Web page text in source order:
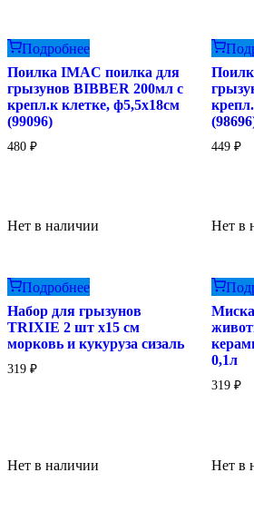
Подробнее
Поилка IMAC поилка для
грызунов BIBBER 200мл с
крепл.к клетке, ф5,5х18см
(99096)
480 ₽ 449 ₽
Нет в наличии
Подробнее
Набор для грызунов
TRIXIE 2 шт х15 см
морковь и кукуруза сизаль
319 ₽
Нет в
0,1л
319 ₽
Нет в наличии Нет в